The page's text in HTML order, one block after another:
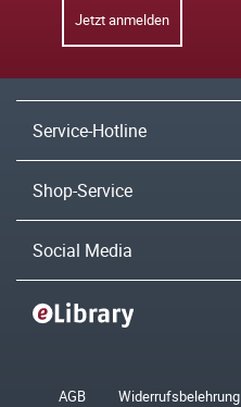
Jetzt anmelden
Service-Hotline
Shop-Service
Social Media
AGB Widerrufsbelehrung